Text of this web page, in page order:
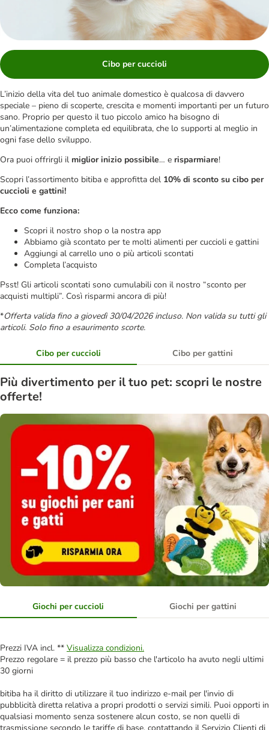
Cibo per cuccioli
L’inizio della vita del tuo animale domestico è qualcosa di davvero
speciale – pieno di scoperte, crescita e momenti importanti per un futuro
sano. Proprio per questo il tuo piccolo amico ha bisogno di
un’alimentazione completa ed equilibrata, che lo supporti al meglio in
ogni fase dello sviluppo.
Ora puoi offrirgli il miglior inizio possibile… e risparmiare!
Scopri l’assortimento bitiba e approfitta del 10% di sconto su cibo per
cuccioli e gattini!
Ecco come funziona:
Scopri il nostro shop o la nostra app
Abbiamo già scontato per te molti alimenti per cuccioli e gattini
Aggiungi al carrello uno o più articoli scontati
Completa l’acquisto
Psst! Gli articoli scontati sono cumulabili con il nostro “sconto per
acquisti multipli”. Così risparmi ancora di più!
*Offerta valida fino a giovedì 30/04/2026 incluso. Non valida su tutti gli
articoli. Solo fino a esaurimento scorte.
Cibo per cuccioli Cibo per gattini
Più divertimento per il tuo pet: scopri le nostre
offerte!
Giochi per cuccioli Giochi per gattini
Prezzi IVA incl. ** Visualizza condizioni.
Prezzo regolare = il prezzo più basso che l'articolo ha avuto negli ultimi
30 giorni
bitiba ha il diritto di utilizzare il tuo indirizzo e-mail per l'invio di
pubblicità diretta relativa a propri prodotti o servizi simili. Puoi opporti in
qualsiasi momento senza sostenere alcun costo, se non quelli di